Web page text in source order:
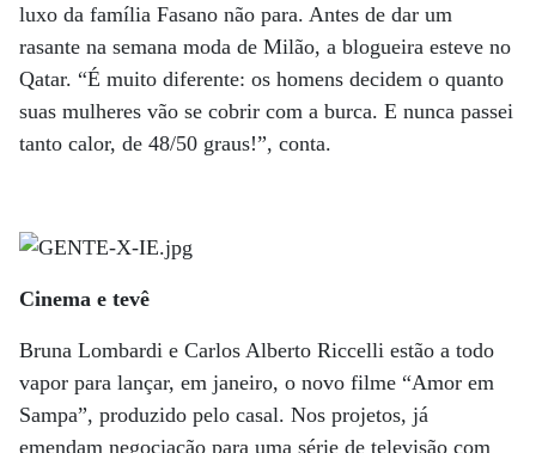
luxo da família Fasano não para. Antes de dar um
rasante na semana moda de Milão, a blogueira esteve no
Qatar. “É muito diferente: os homens decidem o quanto
suas mulheres vão se cobrir com a burca. E nunca passei
tanto calor, de 48/50 graus!”, conta.
Cinema e tevê
Bruna Lombardi e Carlos Alberto Riccelli estão a todo
vapor para lançar, em janeiro, o novo filme “Amor em
Sampa”, produzido pelo casal. Nos projetos, já
emendam negociação para uma série de televisão com